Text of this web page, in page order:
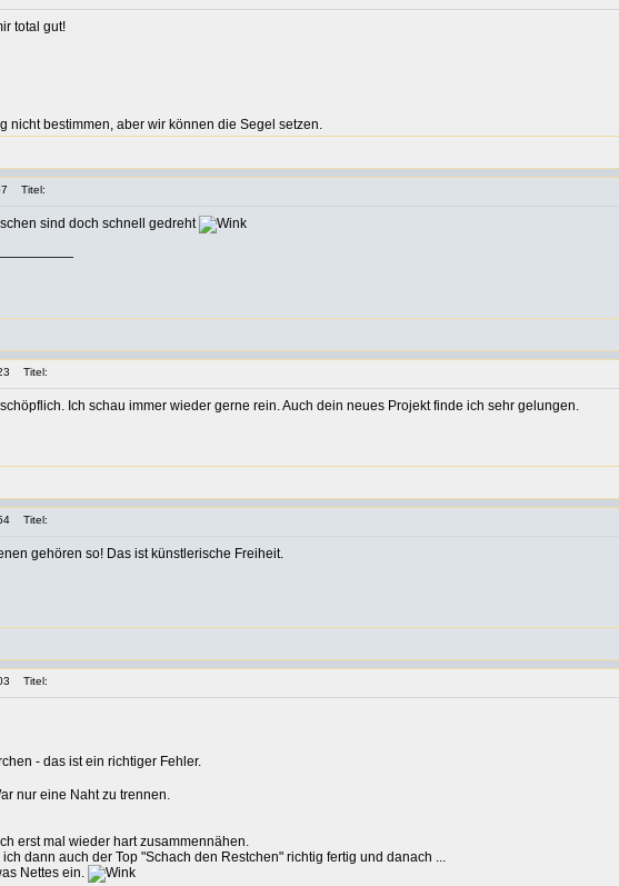
total gut!
nicht bestimmen, aber wir können die Segel setzen.
Titel:
sind doch schnell gedreht
Titel:
Ich schau immer wieder gerne rein. Auch dein neues Projekt finde ich sehr gelungen.
Titel:
gehören so! Das ist künstlerische Freiheit.
Titel:
- das ist ein richtiger Fehler.
nur eine Naht zu trennen.
erst mal wieder hart zusammennähen.
dann auch der Top "Schach den Restchen" richtig fertig und danach ...
Nettes ein.